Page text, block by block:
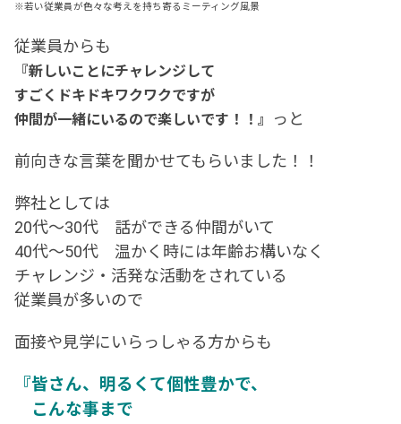
※若い従業員が色々な考えを持ち寄るミーティング風景
従業員からも
『新しいことにチャレンジして
すごくドキドキワクワクですが
仲間が一緒にいるので楽しいです！！』 っと
前向きな言葉を聞かせてもらいました！！
弊社としては
20代～30代 話ができる仲間がいて
40代～50代 温かく時には年齢お構いなく
チャレンジ・活発な活動をされている
従業員が多いので
面接や見学にいらっしゃる方からも
『皆さん、明るくて個性豊かで、
こんな事まで